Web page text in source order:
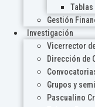
Tablas
Gestión
Investigación
Vicerrector
Dirección de
Grupos y
Pascualino